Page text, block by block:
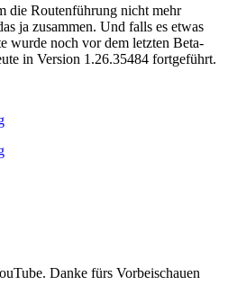
die Routenführung nicht mehr
ja zusammen. Und falls es etwas
wurde noch vor dem letzten Beta-
in Version 1.26.35484 fortgeführt.
Danke fürs Vorbeischauen